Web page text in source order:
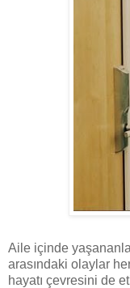
Aile içinde
arasındaki olaylar
hayatı çevresini de